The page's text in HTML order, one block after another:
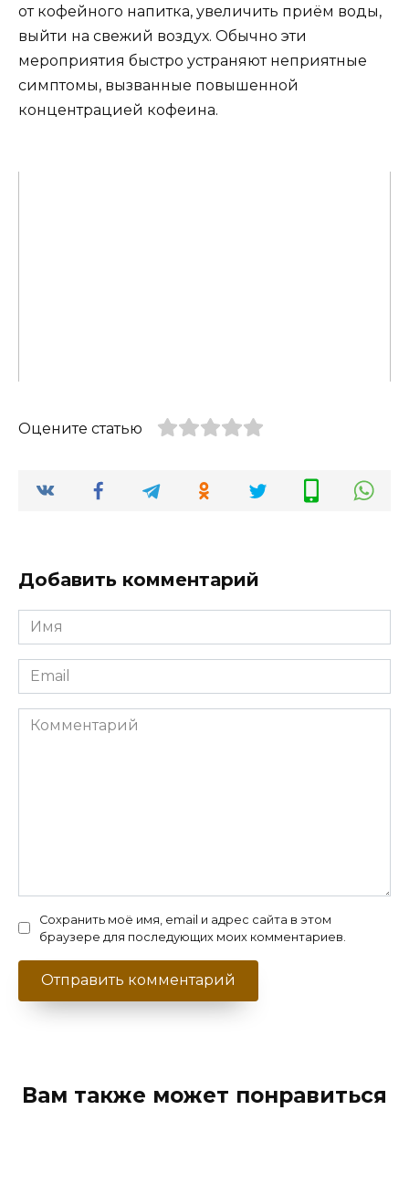
от кофейного напитка, увеличить приём воды,
выйти на свежий воздух. Обычно эти
мероприятия быстро устраняют неприятные
симптомы, вызванные повышенной
концентрацией кофеина.
Оцените статью
Добавить комментарий
Имя
*
Email
*
Комментарий
Сохранить моё имя, email и адрес сайта в этом
браузере для последующих моих комментариев.
Вам также может понравиться